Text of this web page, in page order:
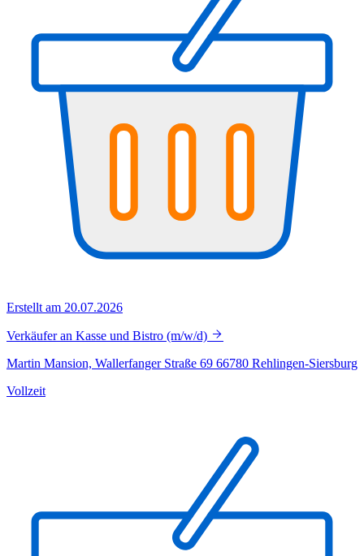
Erstellt am 20.07.2026
Verkäufer an Kasse und Bistro (m/w/d)
Martin Mansion, Wallerfanger Straße 69 66780 Rehlingen-Siersburg
Vollzeit